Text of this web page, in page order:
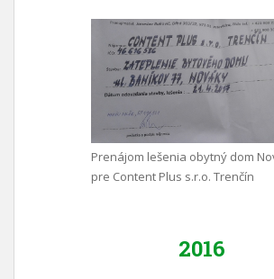
Prenájom lešenia obytný dom
pre Content Plus s.r.o. Trenčín
2016